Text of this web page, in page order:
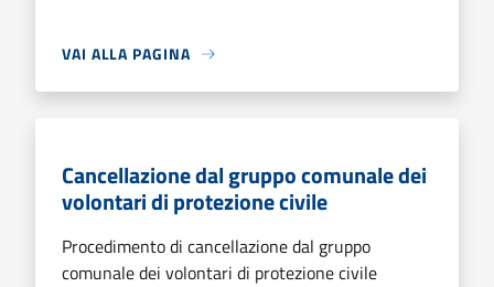
VAI ALLA PAGINA
Cancellazione dal gruppo comunale dei
volontari di protezione civile
Procedimento di cancellazione dal gruppo
comunale dei volontari di protezione civile